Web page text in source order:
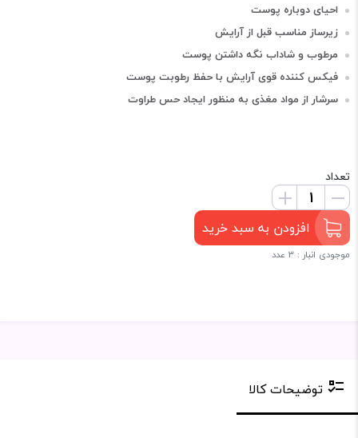
احیای دوباره پوست
زیرساز مناسب قبل از آرایش
مرطوب و شاداب نگه داشتن پوست
فیکس کننده قوی آرایش با حفظ رطوبت پوست
سرشار از مواد مغذی به منظور ایجاد حس طراوت
تعداد
افزودن به سبد خرید
موجودی انبار : 3 عدد
توضیحات کالا